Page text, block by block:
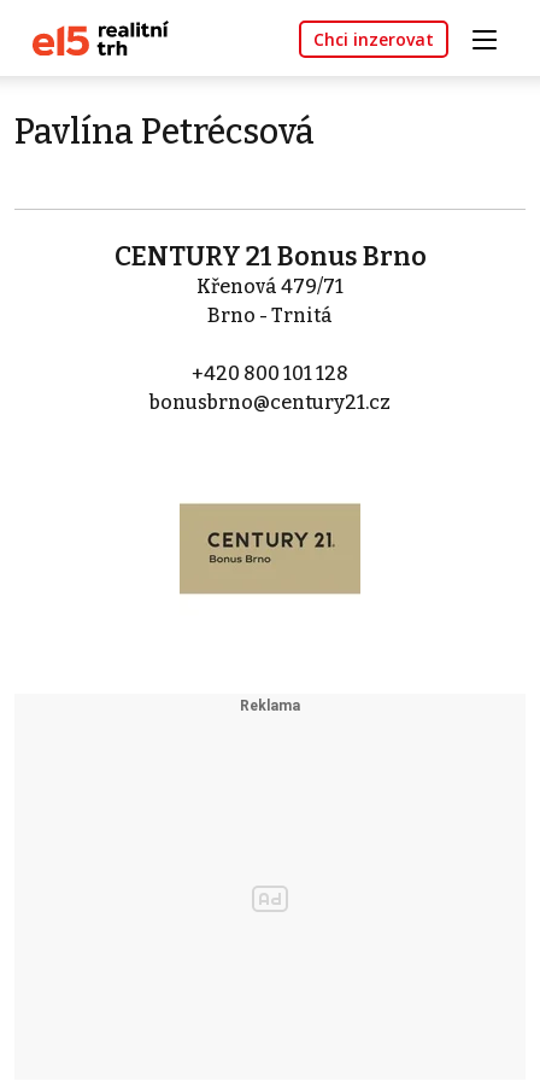
Chci inzerovat
Pavlína Petrécsová
CENTURY 21 Bonus Brno
Křenová 479/71
Brno - Trnitá
+420 800 101 128
bonusbrno@century21.cz